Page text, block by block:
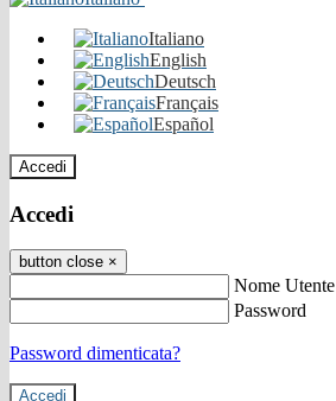
Italiano
English
Deutsch
Français
Español
Accedi
Accedi
button close ×
Nome Utente
Password
Password dimenticata?